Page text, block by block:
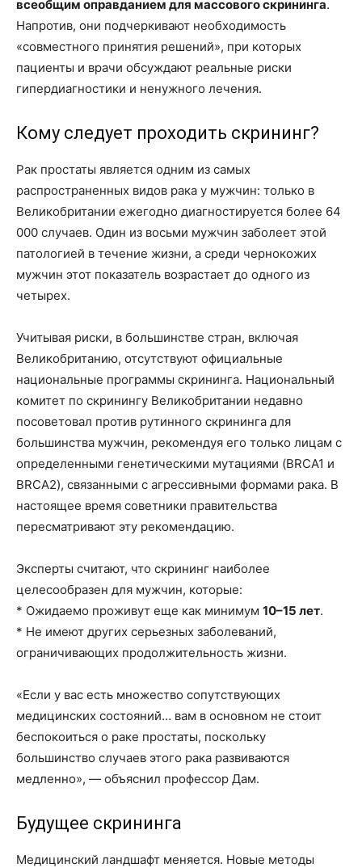
всеобщим оправданием для массового скрининга.
Напротив, они подчеркивают необходимость
«совместного принятия решений», при которых
пациенты и врачи обсуждают реальные риски
гипердиагностики и ненужного лечения.
Кому следует проходить скрининг?
Рак простаты является одним из самых
распространенных видов рака у мужчин: только в
Великобритании ежегодно диагностируется более 64
000 случаев. Один из восьми мужчин заболеет этой
патологией в течение жизни, а среди чернокожих
мужчин этот показатель возрастает до одного из
четырех.
Учитывая риски, в большинстве стран, включая
Великобританию, отсутствуют официальные
национальные программы скрининга. Национальный
комитет по скринингу Великобритании недавно
посоветовал против рутинного скрининга для
большинства мужчин, рекомендуя его только лицам с
определенными генетическими мутациями (BRCA1 и
BRCA2), связанными с агрессивными формами рака. В
настоящее время советники правительства
пересматривают эту рекомендацию.
Эксперты считают, что скрининг наиболее
целесообразен для мужчин, которые:
* Ожидаемо проживут еще как минимум 10–15 лет.
* Не имеют других серьезных заболеваний,
ограничивающих продолжительность жизни.
«Если у вас есть множество сопутствующих
медицинских состояний… вам в основном не стоит
беспокоиться о раке простаты, поскольку
большинство случаев этого рака развиваются
медленно», — объяснил профессор Дам.
Будущее скрининга
Медицинский ландшафт меняется. Новые методы